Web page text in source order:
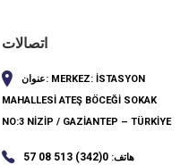
اتصالات
عنوان: MERKEZ: İSTASYON
MAHALLESİ ATEŞ BÖCEĞİ SOKAK
NO:3 NİZİP / GAZİANTEP – TÜRKİYE
هاتف: 0(342) 513 08 57